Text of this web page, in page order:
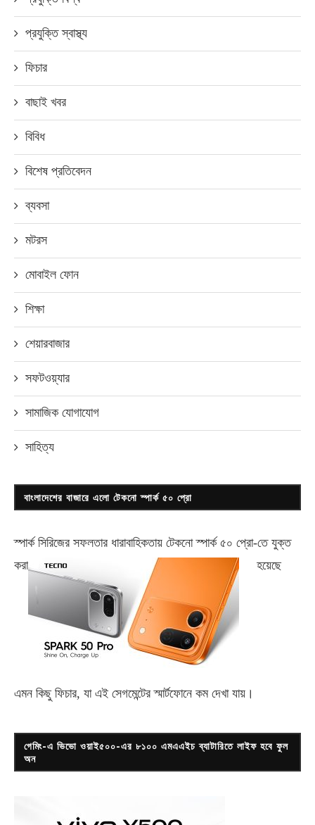
প্রযুক্তি স্বাস্থ্য
ফিচার
বাছাই খবর
বিবিধ
বিশেষ প্রতিবেদন
ব্যবসা
মটরস
মোবাইল ফোন
শিক্ষা
শেয়ারবাজার
সফটওয়্যার
সামাজিক যোগাযোগ
সাহিত্য
বাংলাদেশের বাজারে এলো টেকনো স্পার্ক ৫০ প্রো
স্পার্ক সিরিজের সফলতার ধারাবাহিকতায় টেকনোস্পার্ক ৫০ প্রো-তে যুক্ত
করা
হয়েছে
এমন কিছু ফিচার, যা এই সেগমেন্টের স্মার্টফোনে কম দেখা যায়।
গেমিং-এ ভিভো ওয়াই৫০০-এর ৮১০০ এমএএইচ ব্যাটারিতে লাইফ হবে ফুল
অন